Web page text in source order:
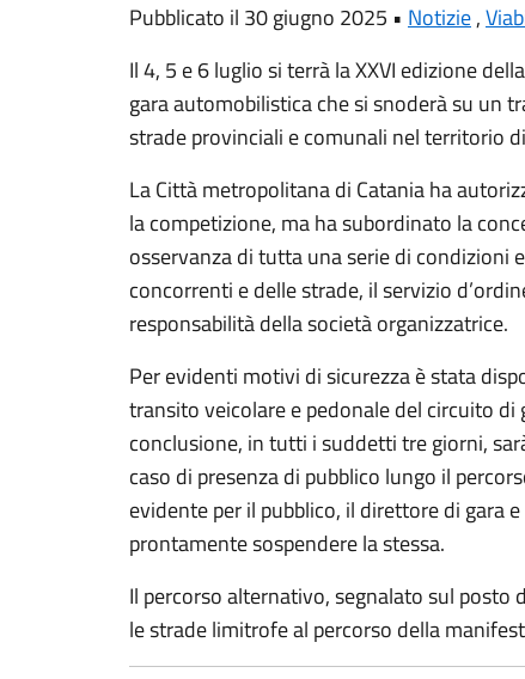
Pubblicato il 30 giugno 2025 • Notizie,
Il 4, 5 e 6 luglio si terrà la XXVI edizione
gara automobilistica che si snoderà su un
strade provinciali e comunali nel territorio
La Città metropolitana di Catania ha
la competizione, ma ha subordinato la
osservanza di tutta una serie di condizioni
concorrenti e delle strade, il servizio
responsabilità della società organizzatrice.
Per evidenti motivi di sicurezza è stata
transito veicolare e pedonale del circuito
conclusione, in tutti i suddetti tre giorni,
caso di presenza di pubblico lungo il
evidente per il pubblico, il direttore di gara
prontamente sospendere la stessa.
Il percorso alternativo, segnalato sul posto
le strade limitrofe al percorso della